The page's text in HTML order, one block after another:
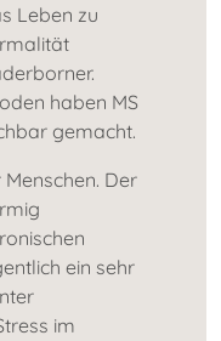
Leben zu
haben MS
gemacht.
Der
ein sehr
im